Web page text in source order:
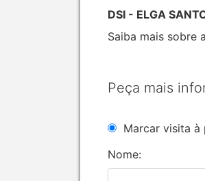
DSI - ELGA
Saiba mais sobre a
Peça mais
Marcar visita à
Nome: